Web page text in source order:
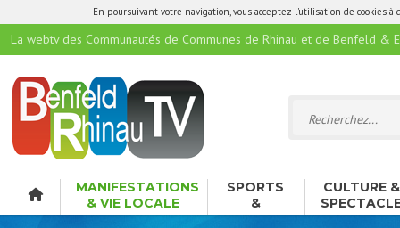
En poursuivant votre navigation, vous acceptez l'utilisation de cookies
La webtv des Communautés de Communes de Rhinau et de Benfeld &
MANIFESTATIONS
& VIE LOCALE
SPORTS
&
LOISIRS
CULTURE &